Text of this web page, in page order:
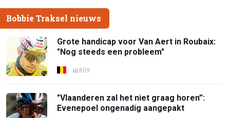
Bobbie Traksel nieuws
Grote handicap voor Van Aert in Roubaix:
"Nog steeds een probleem"
809
"Vlaanderen zal het niet graag horen”:
Evenepoel ongenadig aangepakt